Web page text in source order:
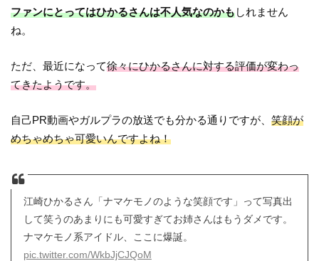
ファンにとってはひかるさんは不人気なのかもしれません
ね。
ただ、最近になって徐々にひかるさんに対する評価が変わっ
てきたようです。
自己PR動画やガルプラの放送でも分かる通りですが、笑顔が
めちゃめちゃ可愛いんですよね！
江崎ひかるさん「ナマケモノのような笑顔です」って写真出
して笑うのあまりにも可愛すぎてお姉さんはもうダメです。
ナマケモノ系アイドル、ここに爆誕。
pic.twitter.com/WkbJjCJQoM